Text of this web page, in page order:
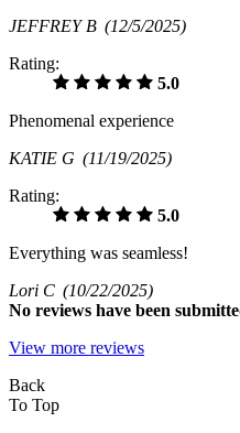
JEFFREY B (12/5/2025)
Rating:
5.0
Phenomenal experience
KATIE G (11/19/2025)
Rating:
5.0
Everything was seamless!
Lori C (10/22/2025)
No reviews have been
View more reviews
Back
To Top